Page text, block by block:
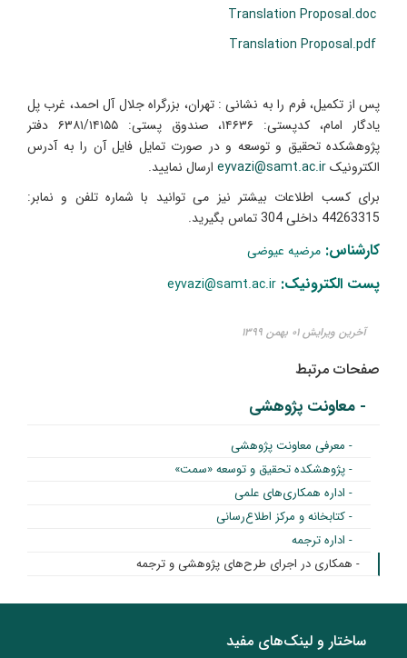
پس از تکمیل، فرم را به نشانی :‌ تهران، بزرگراه جلال آل احمد، غرب پل
یادگار امام، کدپستی: ۱۴۶۳۶، صندوق پستی: ۶۳۸۱/۱۴۱۵۵ دفتر
پژوهشکده تحقیق و توسعه و در صورت تمایل فایل آن را به آدرس
الکترونیکeyvazi@samt.ac.ir ارسال نمایید.
برای کسب اطلاعات بیشتر نیز می توانید با شماره تلفن و نمابر:
44263315 داخلی 304 تماس بگیرید.
کارشناس: مرضیه عیوضی
پست الکترونیک: eyvazi@samt.ac.ir
آخرین ویرایش ۰۱ بهمن ۱۳۹۹
صفحات مرتبط
- معاونت پژوهشی
- معرفی معاونت پژوهشی
- پژوهشکده تحقیق و توسعه «سمت»
- اداره همکاری‌های علمی
- کتابخانه و مرکز اطلاع‌رسانی
- اداره ترجمه
- همکاری در اجرای طرح‌های پژوهشی و ترجمه
ساختار‌‌ و‌‌ لینک‌های مفید